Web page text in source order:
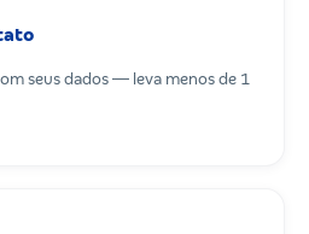
seus dados — leva menos de 1